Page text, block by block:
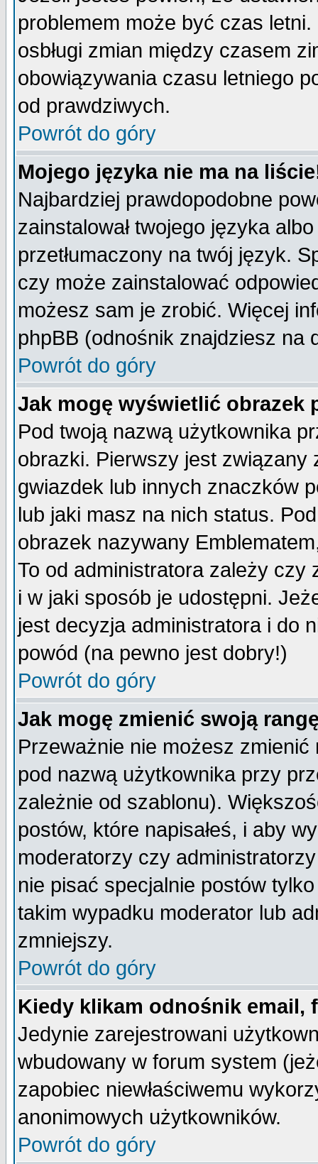
problemem może być czas
osbługi zmian między czasem
obowiązywania czasu letniego
od prawdziwych.
Powrót do góry
Mojego języka nie ma na
Najbardziej prawdopodobne
zainstalował twojego języka
przetłumaczony na twój język.
czy może zainstalować
możesz sam je zrobić. Więcej
phpBB (odnośnik znajdziesz na
Powrót do góry
Jak mogę wyświetlić obrazek
Pod twoją nazwą użytkownika
obrazki. Pierwszy jest
gwiazdek lub innych znaczków
lub jaki masz na nich status.
obrazek nazywany
To od administratora zależy czy
i w jaki sposób je udostępni.
jest decyzja administratora i do
powód (na pewno jest dobry!)
Powrót do góry
Jak mogę zmienić swoją
Przeważnie nie możesz
pod nazwą użytkownika przy
zależnie od szablonu).
postów, które napisałeś, i aby
moderatorzy czy
nie pisać specjalnie postów
takim wypadku moderator lub
zmniejszy.
Powrót do góry
Kiedy klikam odnośnik email,
Jedynie zarejestrowani
wbudowany w forum system
zapobiec niewłaściwemu
anonimowych użytkowników.
Powrót do góry